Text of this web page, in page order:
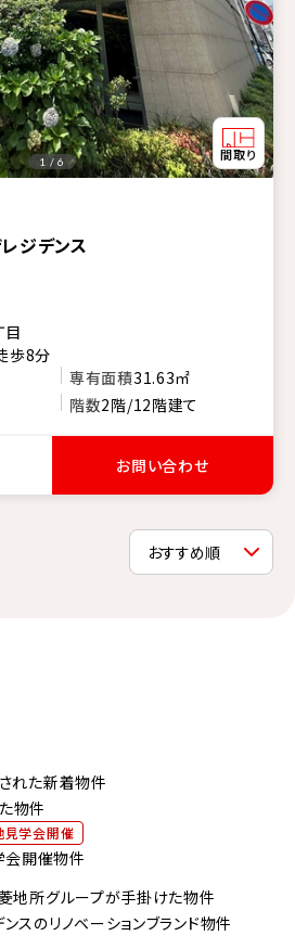
ジデンス
1 / 6
目
歩8分
専有面積31.63㎡
階数2階/12階建て
お問い合わせ
れた新着物件
物件
見学会開催
会開催物件
地所グループが手掛けた物件
スのリノベーションブランド物件